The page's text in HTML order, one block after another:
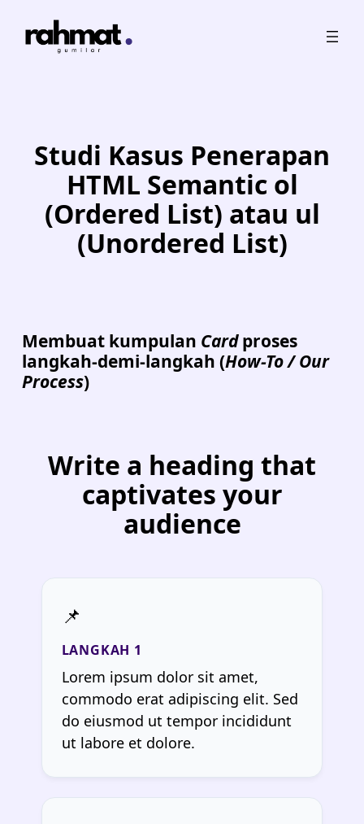
content
Studi Kasus Penerapan
HTML Semantic ol
(Ordered List) atau ul
(Unordered List)
Membuat kumpulan Cardproses
langkah-demi-langkah (How-To / Our
Process)
Write a heading that
captivates your
audience
Lorem ipsum dolor sit amet,
commodo erat adipiscing elit. Sed
do eiusmod ut tempor incididunt
ut labore et dolore.